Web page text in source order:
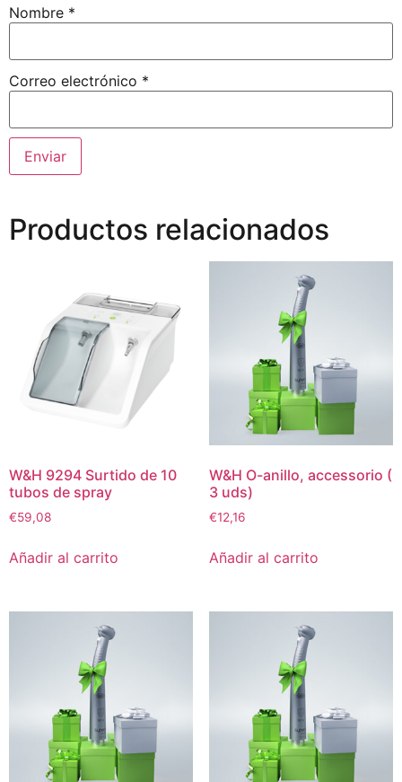
Nombre *
Correo electrónico *
Productos relacionados
W&H 9294 Surtido de 10
tubos de spray
€59,08
Añadir al carrito
W&H O-anillo, accessorio (
3 uds)
€12,16
Añadir al carrito